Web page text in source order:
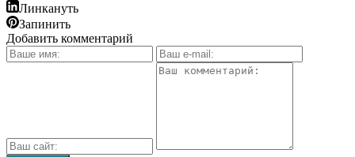
Линкануть
Запинить
Добавить комментарий